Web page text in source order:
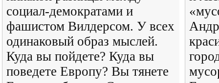
социал-демократами и
фашистом Вилдерсом. У всех
одинаковый образ мыслей.
Куда вы пойдете? Куда вы
поведете Европу? Вы тянете